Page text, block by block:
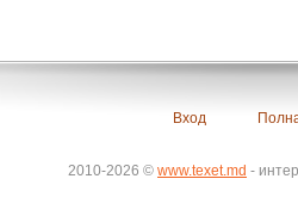
Вход
2010-2026 © www.texet.md -